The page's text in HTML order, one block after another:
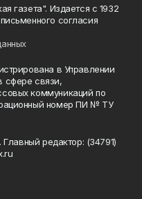
газета". Издается с 1932
согласия
в Управлении
сфере связи,
коммуникаций по
номер ПИ № ТУ
редактор: (34791)